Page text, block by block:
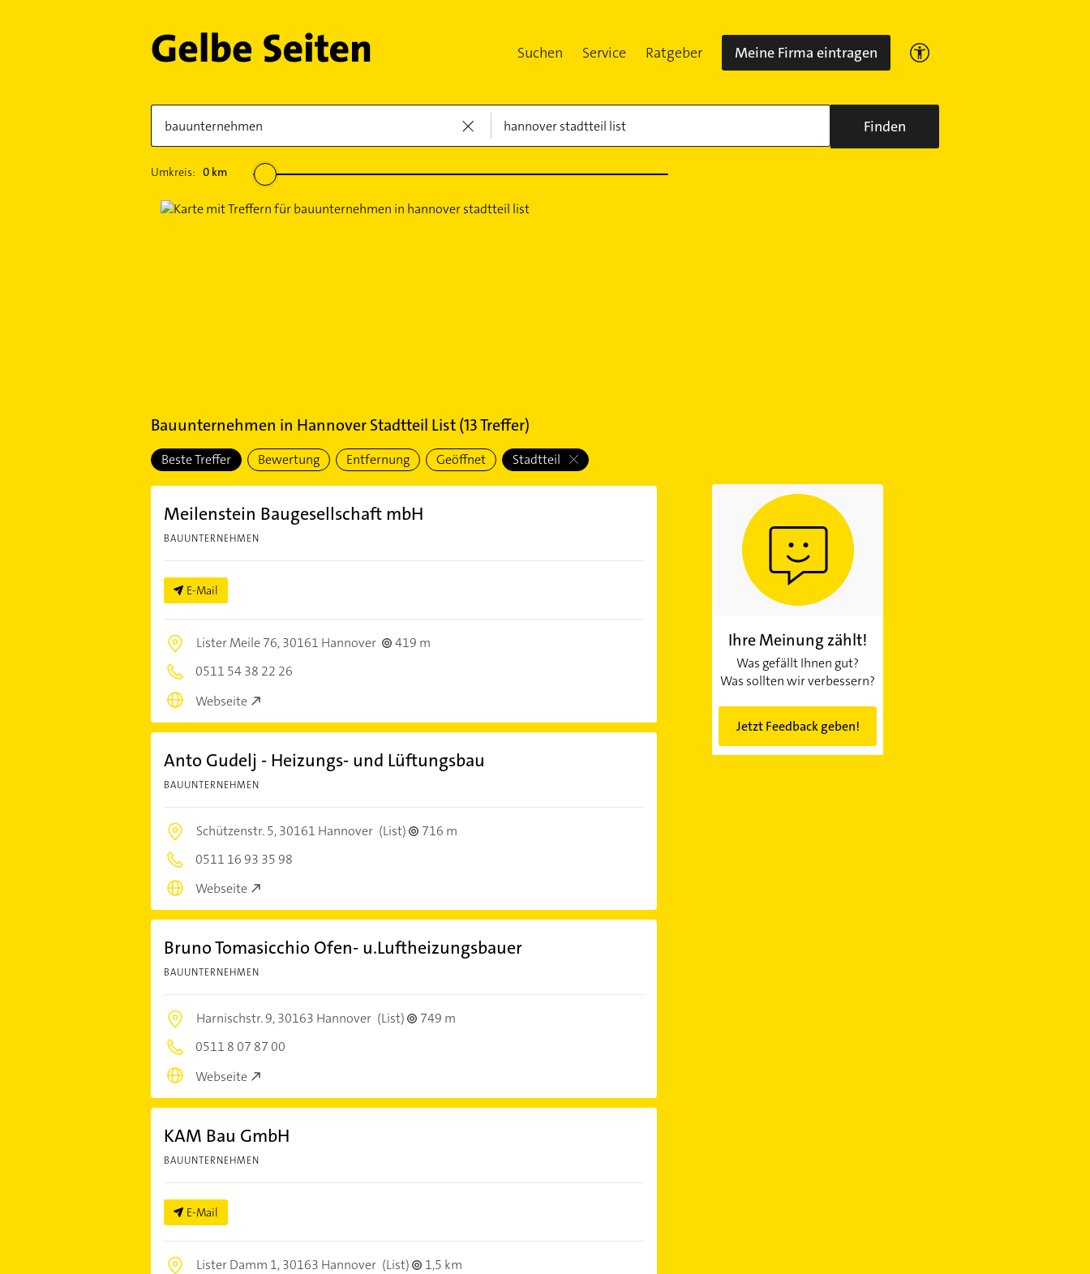
Suchen Service Ratgeber Meine Firma eintragen
Finden
Umkreis: 0km
Bauunternehmen in Hannover Stadtteil List(13Treffer)
Beste Treffer Bewertung Entfernung Geöffnet Stadtteil
Meilenstein Baugesellschaft mbH
BAUUNTERNEHMEN
E-Mail
Lister Meile 76,30161 Hannover
419 m
0511 54 38 22 26
Webseite
Anto Gudelj - Heizungs- und Lüftungsbau
BAUUNTERNEHMEN
Schützenstr. 5,30161 Hannover (List)
716 m
0511 16 93 35 98
Webseite
Bruno Tomasicchio Ofen- u.Luftheizungsbauer
BAUUNTERNEHMEN
Harnischstr. 9,30163 Hannover (List)
749 m
0511 8 07 87 00
Webseite
KAM Bau GmbH
BAUUNTERNEHMEN
E-Mail
Lister Damm 1,30163 Hannover (List)
1,5 km
Ihre Meinung zählt!
Was gefällt Ihnen gut?
Was sollten wir verbessern?
Jetzt Feedback geben!